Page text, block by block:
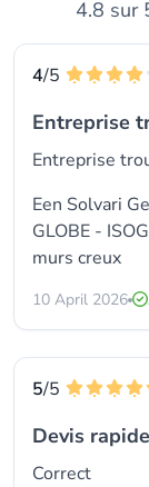
4.8 sur
4/5
Entreprise
Entreprise
Een Solvari
GLOBE -
murs creux
10 April 2026
5/5
Devis
Correct